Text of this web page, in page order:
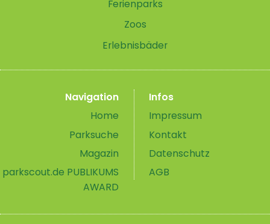
Ferienparks
Zoos
Erlebnisbäder
Navigation
Home
Parksuche
Magazin
parkscout.de PUBLIKUMS
AWARD
Infos
Impressum
Kontakt
Datenschutz
AGB